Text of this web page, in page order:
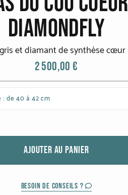
DIAMONDFLY
et diamant de synthèse cœur
2 500,00 €
de 40 à 42 cm
AJOUTER AU PANIER
BESOIN DE CONSEILS ?